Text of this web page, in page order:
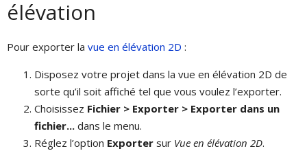
élévation
Pour exporter la vue en élévation 2D :
Disposez votre projet dans la vue en élévation 2D de
sorte qu’il soit affiché tel que vous voulez l’exporter.
Choisissez Fichier > Exporter > Exporter dans un
fichier... dans le menu.
Réglez l’option Exporter sur Vue en élévation 2D.